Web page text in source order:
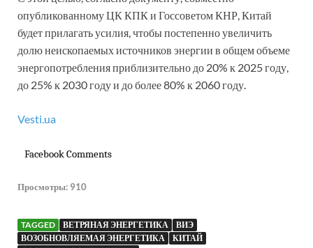
опубликованному ЦК КПК и Госсоветом КНР, Китай
будет прилагать усилия, чтобы постепенно увеличить
долю неископаемых источников энергии в общем объеме
энергопотребления приблизительно до 20% к 2025 году,
до 25% к 2030 году и до более 80% к 2060 году.
Vesti.ua
Facebook Comments
Просмотры: 910
TAGGED ВЕТРЯНАЯ ЭНЕРГЕТИКА
ВИЭ
ВОЗОБНОВЛЯЕМАЯ ЭНЕРГЕТИКА
КИТАЙ